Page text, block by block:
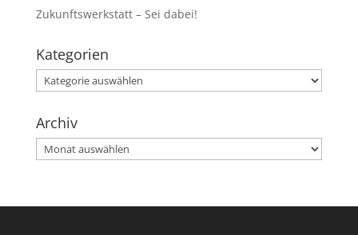
Zukunftswerkstatt – Sei dabei!
Kategorien
Kategorien
Archiv
Archiv